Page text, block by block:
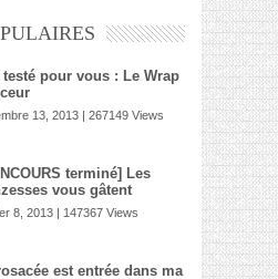
testé pour vous : Le Wrap
13, 2013 | 267149 Views
terminé] Les
vous gâtent
8, 2013 | 147367 Views
est entrée dans ma